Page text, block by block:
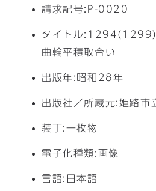
請求記号:P-0020
タイトル
曲輪平積取合い
出版年:昭和28年
出版社／所蔵元:姫路市
装丁:一枚物
電子化種類:画像
言語:日本語